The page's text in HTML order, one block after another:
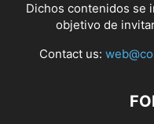
Dichos contenidos se
objetivo de
Contact us: